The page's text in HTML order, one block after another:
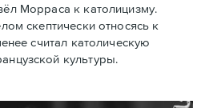
Морраса к католицизму.
скептически относясь к
считал католическую
культуры.